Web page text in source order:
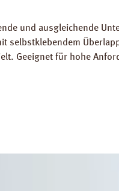
und ausgleichende
selbstklebendem
Geeignet für hohe
und Laminatböden in
und HFCKW-frei.